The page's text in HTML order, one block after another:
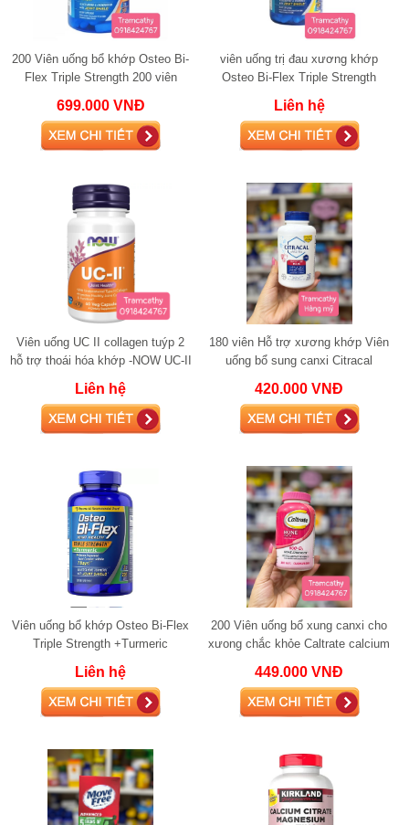
200 Viên uống bổ khớp Osteo Bi-
Flex Triple Strength 200 viên
699.000 VNĐ
viên uống trị đau xương khớp
Osteo Bi-Flex Triple Strength
Liên hệ
Viên uống UC II collagen tuýp 2
hỗ trợ thoái hóa khớp -NOW UC-II
Liên hệ
180 viên Hỗ trợ xương khớp Viên
uống bổ sung canxi Citracal
420.000 VNĐ
Viên uống bổ khớp Osteo Bi-Flex
Triple Strength +Turmeric
Liên hệ
200 Viên uống bổ xung canxi cho
xưong chắc khỏe Caltrate calcium
449.000 VNĐ